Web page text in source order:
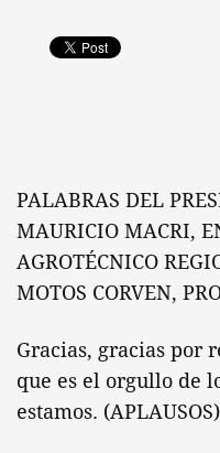
PALABRAS DEL
MAURICIO MACRI,
AGROTÉCNICO
MOTOS CORVEN,
Gracias, gracias por
que es el orgullo de
estamos.